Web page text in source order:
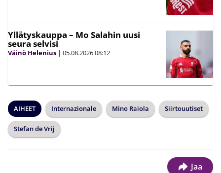
Yllätyskauppa – Mo Salahin uusi
seura selvisi
Väinö Helenius | 05.08.202608:12
AIHEET Internazionale Mino Raiola Siirtouutiset
Stefan de Vrij
Jaa